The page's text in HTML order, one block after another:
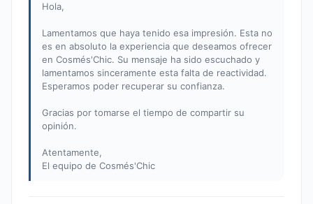
Hola,
Lamentamos que haya tenido esa impresión. Esta no
es en absoluto la experiencia que deseamos ofrecer
en Cosmés'Chic. Su mensaje ha sido escuchado y
lamentamos sinceramente esta falta de reactividad.
Esperamos poder recuperar su confianza.
Gracias por tomarse el tiempo de compartir su
opinión.
Atentamente,
El equipo de Cosmés'Chic